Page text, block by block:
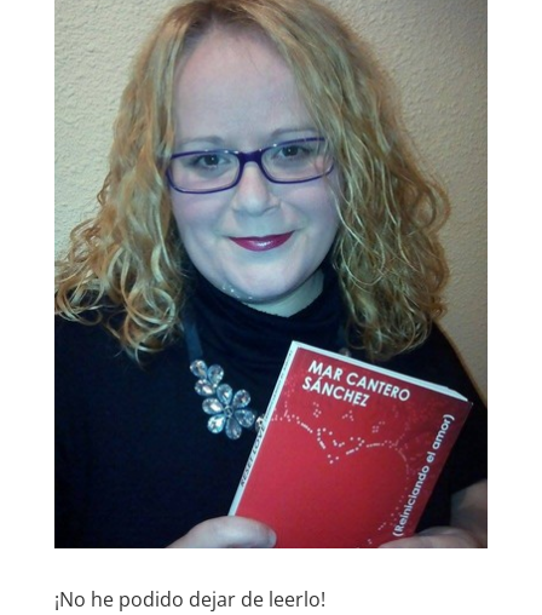
¡No he podido dejar de leerlo!